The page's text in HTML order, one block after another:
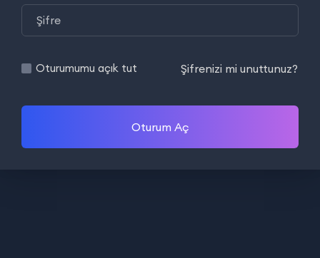
Oturumumu açık tut Şifrenizi mi unuttunuz?
Oturum Aç